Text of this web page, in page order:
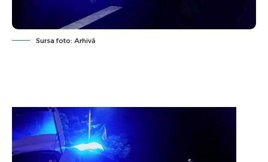
Sursa foto: Arhivă